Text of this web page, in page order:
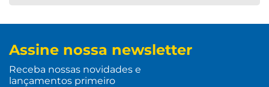
Assine nossa newsletter
Receba nossas novidades e
lançamentos primeiro